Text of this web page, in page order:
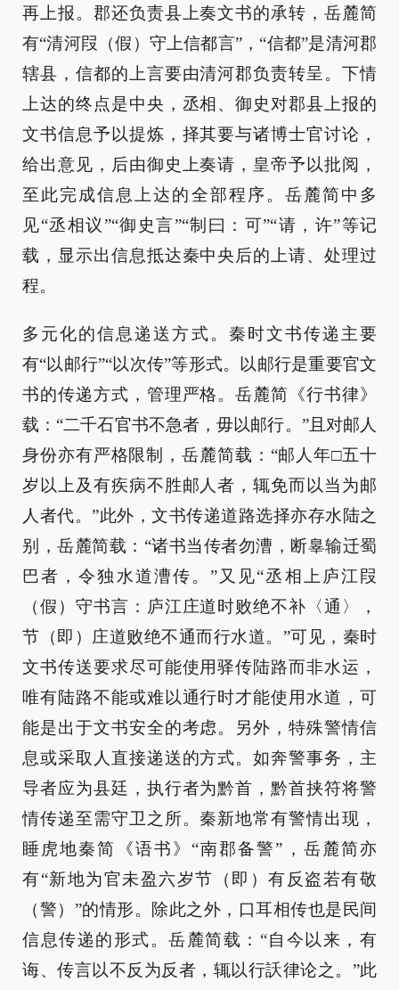
再上报。郡还负责县上奏文书的承转，岳麓简
有“清河叚（假）守上信都言”，“信都”是清河郡
辖县，信都的上言要由清河郡负责转呈。下情
上达的终点是中央，丞相、御史对郡县上报的
文书信息予以提炼，择其要与诸博士官讨论，
给出意见，后由御史上奏请，皇帝予以批阅，
至此完成信息上达的全部程序。岳麓简中多
见“丞相议”“御史言”“制曰：可”“请，许”等记
载，显示出信息抵达秦中央后的上请、处理过
程。
多元化的信息递送方式。秦时文书传递主要
有“以邮行”“以次传”等形式。以邮行是重要官文
书的传递方式，管理严格。岳麓简《行书律》
载：“二千石官书不急者，毋以邮行。”且对邮人
身份亦有严格限制，岳麓简载：“邮人年□五十
岁以上及有疾病不胜邮人者，辄免而以当为邮
人者代。”此外，文书传递道路选择亦存水陆之
别，岳麓简载：“诸书当传者勿漕，断辠输迁蜀
巴者，令独水道漕传。”又见“丞相上庐江叚
（假）守书言：庐江庄道时败绝不补〈通〉，
节（即）庄道败绝不通而行水道。”可见，秦时
文书传送要求尽可能使用驿传陆路而非水运，
唯有陆路不能或难以通行时才能使用水道，可
能是出于文书安全的考虑。另外，特殊警情信
息或采取人直接递送的方式。如奔警事务，主
导者应为县廷，执行者为黔首，黔首挟符将警
情传递至需守卫之所。秦新地常有警情出现，
睡虎地秦简《语书》“南郡备警”，岳麓简亦
有“新地为官未盈六岁节（即）有反盗若有敬
（警）”的情形。除此之外，口耳相传也是民间
信息传递的形式。岳麓简载：“自今以来，有
诲、传言以不反为反者，辄以行訞律论之。”此